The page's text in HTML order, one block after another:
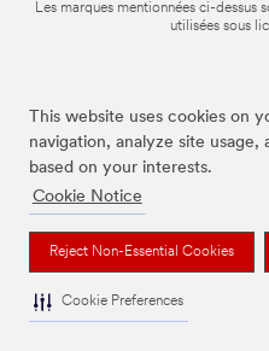
This website uses cookies on
navigation, analyze site
based on your interests.
Cookie Notice
Reject Non-Essential Cookies
Cookie Preferences
Les marques mentionnées ci-dessus
utilisées sous